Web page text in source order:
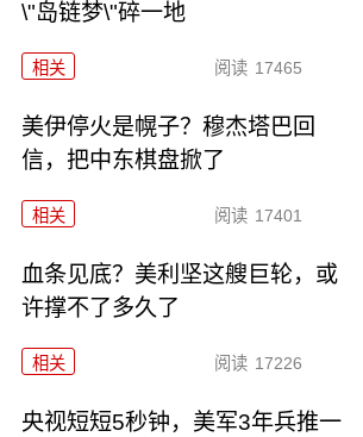
\"岛链梦\"碎一地
相关 阅读 17465
美伊停火是幌子？穆杰塔巴回
信，把中东棋盘掀了
相关 阅读 17401
血条见底？美利坚这艘巨轮，或
许撑不了多久了
相关 阅读 17226
央视短短5秒钟，美军3年兵推一